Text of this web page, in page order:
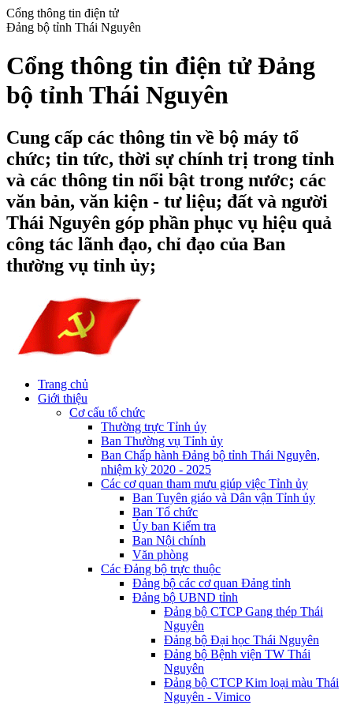
Cổng thông tin điện tử
Đảng bộ tỉnh Thái Nguyên
Cổng thông tin điện tử Đảng
bộ tỉnh Thái Nguyên
Cung cấp các thông tin về bộ máy tổ
chức; tin tức, thời sự chính trị trong tỉnh
và các thông tin nổi bật trong nước; các
văn bản, văn kiện - tư liệu; đất và người
Thái Nguyên góp phần phục vụ hiệu quả
công tác lãnh đạo, chỉ đạo của Ban
thường vụ tỉnh ủy;
Trang chủ
Giới thiệu
Cơ cấu tổ chức
Thường trực Tỉnh ủy
Ban Thường vụ Tỉnh ủy
Ban Chấp hành Đảng bộ tỉnh Thái Nguyên,
nhiệm kỳ 2020 - 2025
Các cơ quan tham mưu giúp việc Tỉnh ủy
Ban Tuyên giáo và Dân vận Tỉnh ủy
Ban Tổ chức
Ủy ban Kiểm tra
Ban Nội chính
Văn phòng
Các Đảng bộ trực thuộc
Đảng bộ các cơ quan Đảng tỉnh
Đảng bộ UBND tỉnh
Đảng bộ CTCP Gang thép Thái
Nguyên
Đảng bộ Đại học Thái Nguyên
Đảng bộ Bệnh viện TW Thái
Nguyên
Đảng bộ CTCP Kim loại màu Thái
Nguyên - Vimico